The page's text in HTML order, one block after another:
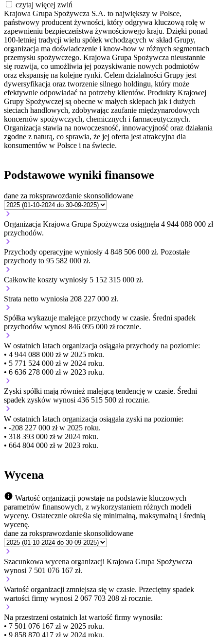
czytaj więcej zwiń
Krajowa Grupa Spożywcza S.A. to największy w Polsce,
państwowy producent żywności, który odgrywa kluczową rolę w
zapewnieniu bezpieczeństwa żywnościowego kraju. Dzięki ponad
100-letniej tradycji wielu spółek wchodzących w skład Grupy,
organizacja ma doświadczenie i know-how w różnych segmentach
przemysłu spożywczego. Krajowa Grupa Spożywcza nieustannie
się rozwija, co umożliwia jej pozyskiwanie nowych podmiotów
oraz ekspansję na kolejne rynki. Celem działalności Grupy jest
dywersyfikacja oraz tworzenie silnego holdingu, który może
efektywnie odpowiadać na potrzeby klientów. Produkty Krajowej
Grupy Spożywczej są obecne w małych sklepach jak i dużych
sieciach handlowych, zdobywając zaufanie międzynarodowych
koncernów spożywczych, chemicznych i farmaceutycznych.
Organizacja stawia na nowoczesność, innowacyjność oraz działania
zgodne z naturą, co sprawia, że jej oferta jest atrakcyjna dla
konsumentów w Polsce i na świecie.
Podstawowe wyniki finansowe
dane za roksprawozdanie skonsolidowane
Organizacja Krajowa Grupa Spożywcza osiągnęła 4 944 088 000 zł
przychodów.
Przychody operacyjne wyniosły 4 848 506 000 zł. Pozostałe
przychody to 95 582 000 zł.
Całkowite koszty wyniosły 5 152 315 000 zł.
Strata netto wyniosła 208 227 000 zł.
Spółka wykazuje malejące przychody w czasie. Średni spadek
przychodów wynosi 846 095 000 zł rocznie.
W ostatnich latach organizacja osiągała przychody na poziomie:
• 4 944 088 000 zł w 2025 roku.
• 5 771 524 000 zł w 2024 roku.
• 6 636 278 000 zł w 2023 roku.
Zyski spółki mają również malejącą tendencję w czasie. Średni
spadek zysków wynosi 436 515 500 zł rocznie.
W ostatnich latach organizacja osiągała zyski na poziomie:
• -208 227 000 zł w 2025 roku.
• 318 393 000 zł w 2024 roku.
• 664 804 000 zł w 2023 roku.
Wycena
Wartość organizacji powstaje na podstawie kluczowych
parametrów finansowych, z wykorzystaniem różnych modeli
wyceny. Ostatecznie określa się minimalną, maksymalną i średnią
wycenę.
dane za roksprawozdanie skonsolidowane
Szacunkowa wycena organizacji Krajowa Grupa Spożywcza
wynosi 7 501 076 167 zł.
Wartość organizacji zmniejsza się w czasie. Przeciętny spadek
wartości firmy wynosi 2 067 703 208 zł rocznie.
Na przestrzeni ostatnich lat wartość firmy wynosiła:
• 7 501 076 167 zł w 2025 roku.
• 9 858 870 417 zł w 2024 roku.